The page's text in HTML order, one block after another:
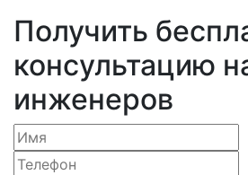
Получить
консультацию
инженеров